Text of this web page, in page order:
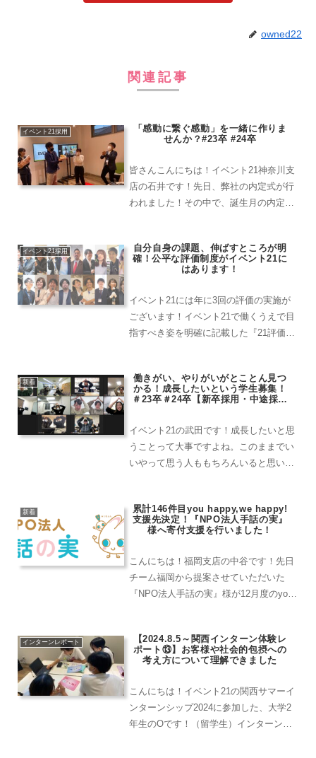
owned22
関連記事
イベント21採用
「感動に繋ぐ感動」を一緒に作りま
せんか？#23卒 #24卒
皆さんこんにちは！イベント21神奈川支
店の石井です！先日、弊社の内定式が行
われました！その中で、誕生月の内定者
リューがあります。感動させ、感動でき
る人になろうというサ...
イベント21採用
自分自身の課題、伸ばすところが明
確！公平な評価制度がイベント21に
はあります！
イベント21には年に3回の評価の実施が
ございます！イベント21で働くうえで目
指すべき姿を明確に記載した『21評価』
と、方向性が分かりやすく、どういった
言動をするべきかが...
新着
働きがい、やりがいがとことん見つ
かる！成長したいという学生募集！
＃23卒＃24卒【新卒採用・中途採用
イベント21の武田です！成長したいと思
うことって大事ですよね。このままでい
いやって思う人ももちろんいると思いま
ント21ではそういった人としての成長機
会が数多くあります。...
新着
累計146件目you happy,we happy!
支援先決定！『NPO法人手話の実』
様へ寄付支援を行いました！
こんにちは！福岡支店の中谷です！先日
チーム福岡から提案させていただいた
『NPO法人手話の実』様が12月度のyou
がどのような活動を行っているのか、ま
たな...
インターンレポート
【2024.8.5～関西インターン体験レ
ポート⑬】お客様や社会的包摂への
考え方について理解できました
こんにちは！イベント21の関西サマーイ
ンターンシップ2024に参加した、大学2
年生のOです！（留学生）インターンシ